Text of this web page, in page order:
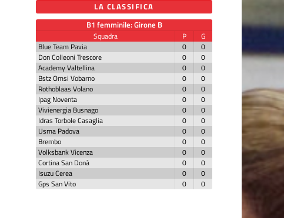
LA CLASSIFICA
B1 femminile: Girone B
Squadra P
G
Blue Team Pavia
0
0
Don Colleoni Trescore
0
0
Academy Valtellina
0
0
Bstz Omsi Vobarno
0
0
Rothoblaas Volano
0
0
Ipag Noventa
0
0
Vivienergia Busnago
0
0
Idras Torbole Casaglia
0
0
Usma Padova
0
0
Brembo
0
0
Volksbank Vicenza
0
0
Cortina San Donà
0
0
Isuzu Cerea
0
0
Gps San Vito
0 0